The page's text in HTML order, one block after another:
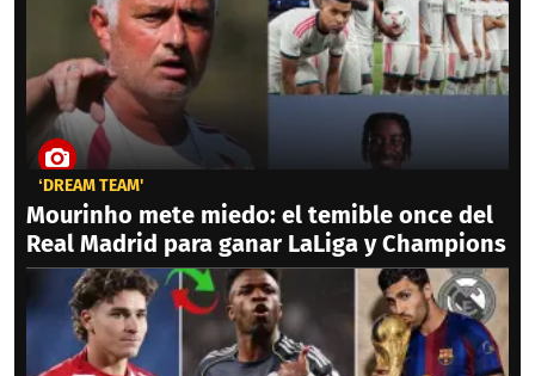
‘DREAM TEAM'
Mourinho mete miedo: el temible once del
Real Madrid para ganar LaLiga y Champions